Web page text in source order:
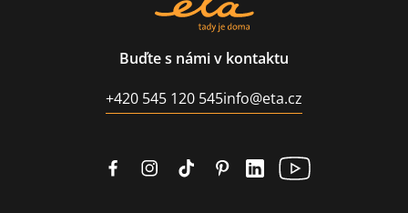
Buďte s námi v kontaktu
+420 545 120 545info@eta.cz